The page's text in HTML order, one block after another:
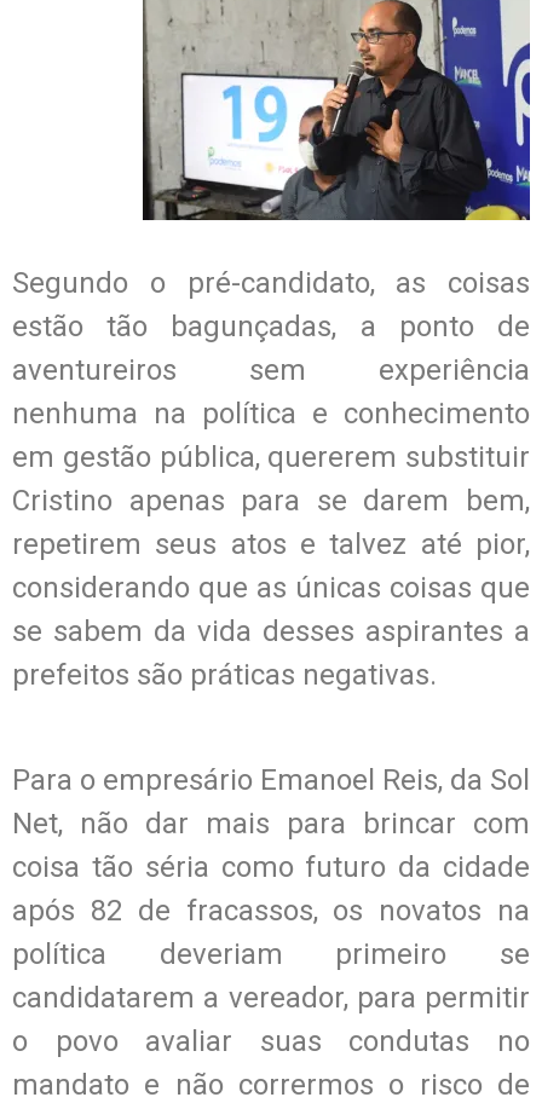
Segundo o pré-candidato, as coisas
estão tão bagunçadas, a ponto de
aventureiros sem experiência
nenhuma na política e conhecimento
em gestão pública, quererem substituir
Cristino apenas para se darem bem,
repetirem seus atos e talvez até pior,
considerando que as únicas coisas que
se sabem da vida desses aspirantes a
prefeitos são práticas negativas.
Para o empresário Emanoel Reis, da Sol
Net, não dar mais para brincar com
coisa tão séria como futuro da cidade
após 82 de fracassos, os novatos na
política deveriam primeiro se
candidatarem a vereador, para permitir
o povo avaliar suas condutas no
mandato e não corrermos o risco de